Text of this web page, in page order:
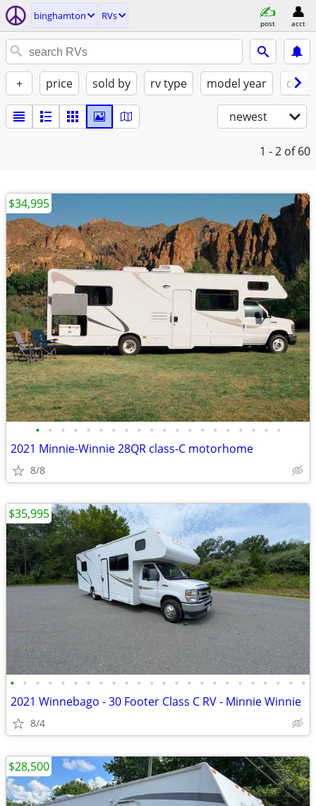
binghamton RVs
post acct
+ price sold by rv type model year
newest
1 - 2 of 60
• • • • • • • • • • • • • • • • • • • •
2021 Minnie-Winnie 28QR class-C motorhome
8/8
$34,995
• • • • • • • • • • • • • • • • • • • • • • • •
2021 Winnebago - 30 Footer Class C RV - Minnie Winnie
8/4
$35,995
$28,500